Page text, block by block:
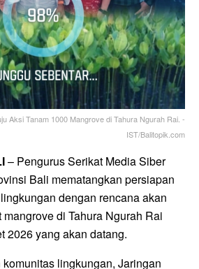
Aksi Tanam 1000 Mangrove di Tahura Ngurah Rai. -
IST/Balitopik.com
– Pengurus Serikat Media Siber
Bali mematangkan persiapan
dengan rencana akan
di Tahura Ngurah Rai
2026 yang akan datang.
lingkungan, Jaringan